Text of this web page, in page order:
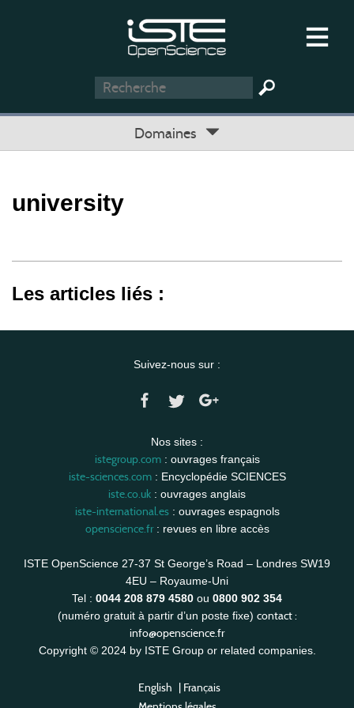
Domaines
university
Les articles liés :
Suivez-nous sur :
Nos sites :
istegroup.com: ouvrages français
iste-sciences.com: Encyclopédie SCIENCES
iste.co.uk : ouvrages anglais
iste-international.es: ouvrages espagnols
openscience.fr: revues en libre accès
ISTE OpenScience 27-37 St George’s Road – Londres SW19
4EU – Royaume-Uni
Tel : 0044 208 879 4580 ou 0800 902 354
(numéro gratuit à partir d’un poste fixe) contact :
info@openscience.fr
Copyright © 2024 by ISTE Group or related companies.
English | Français